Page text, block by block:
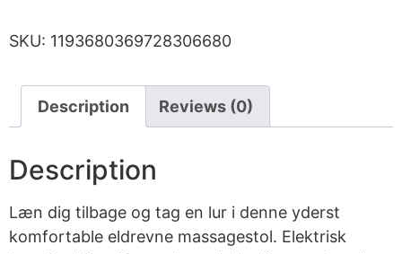
SKU: 1193680369728306680
Description Reviews (0)
Description
Læn dig tilbage og tag en lur i denne yderst
komfortable eldrevne massagestol. Elektrisk